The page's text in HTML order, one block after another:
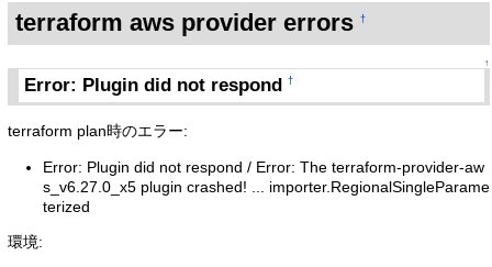
terraform aws provider errors †
↑
Error: Plugin did not respond†
terraform plan時のエラー:
Error: Plugin did not respond / Error: The terraform-provider-aw
s_v6.27.0_x5 plugin crashed! ... importer.RegionalSingleParame
terized
環境: